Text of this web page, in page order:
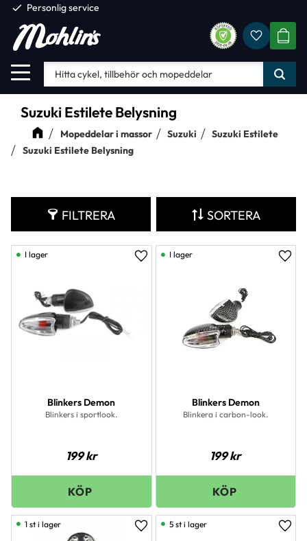
Meny
check Personlig service
Suzuki Estilete Belysning
Mopeddelar i massor Suzuki
Suzuki Estilete
Suzuki Estilete Belysning
FILTRERA SORTERA
Blinkers Demon
Blinkers i sportlook.
199kr
Lägg till i favoriter
I lager
Blinkers Demon
Blinkera i carbon-look.
199kr
I lager
Lägg till i favoriter
1 st i lager 5 st i lager